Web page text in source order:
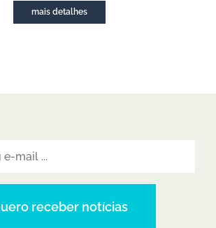
mais detalhes
receber notícias